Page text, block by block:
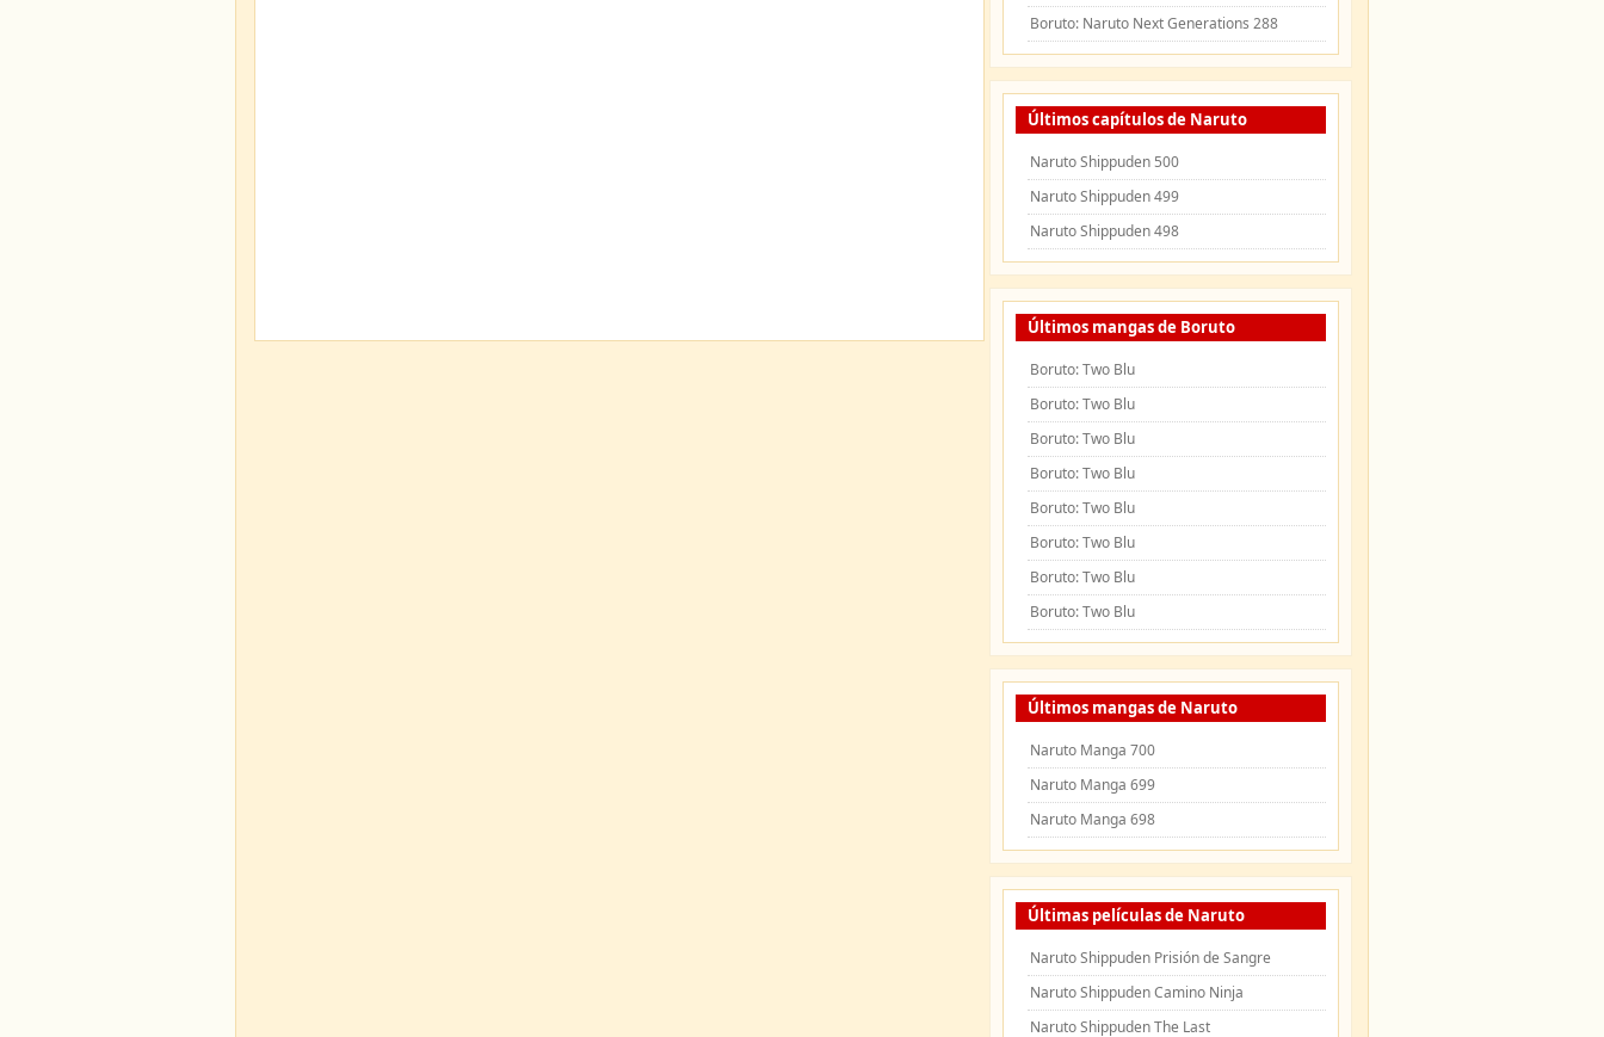
Boruto: Naruto Next Generations 288
Últimos capítulos de Naruto
Naruto Shippuden 500
Naruto Shippuden 499
Naruto Shippuden 498
Últimos mangas de Boruto
Boruto: Two Blu
Boruto: Two Blu
Boruto: Two Blu
Boruto: Two Blu
Boruto: Two Blu
Boruto: Two Blu
Boruto: Two Blu
Boruto: Two Blu
Últimos mangas de Naruto
Naruto Manga 700
Naruto Manga 699
Naruto Manga 698
Últimas películas de Naruto
Naruto Shippuden Prisión de Sangre
Naruto Shippuden Camino Ninja
Naruto Shippuden The Last